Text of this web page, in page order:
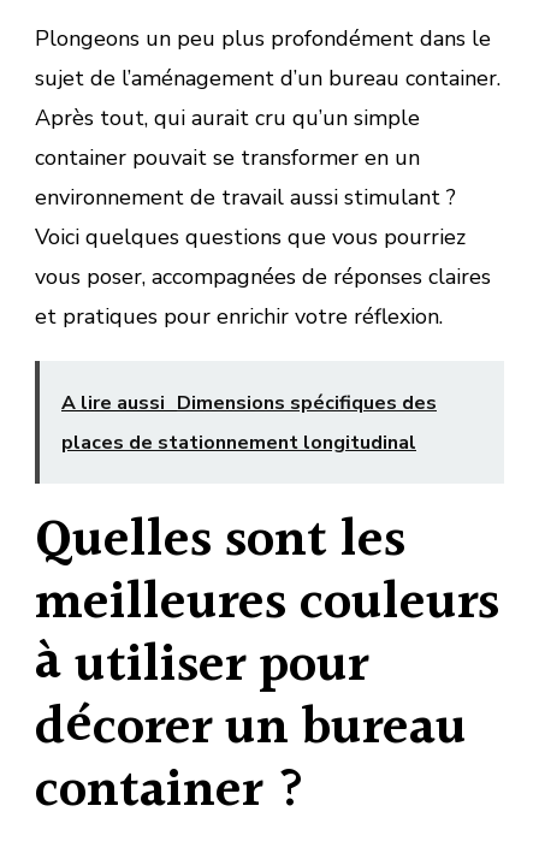
Plongeons un peu plus profondément dans le
sujet de l’aménagement d’un bureau container.
Après tout, qui aurait cru qu’un simple
container pouvait se transformer en un
environnement de travail aussi stimulant ?
Voici quelques questions que vous pourriez
vous poser, accompagnées de réponses claires
et pratiques pour enrichir votre réflexion.
A lire aussi Dimensions spécifiques des
places de stationnement longitudinal
Quelles sont les
meilleures couleurs
à utiliser pour
décorer un bureau
container ?